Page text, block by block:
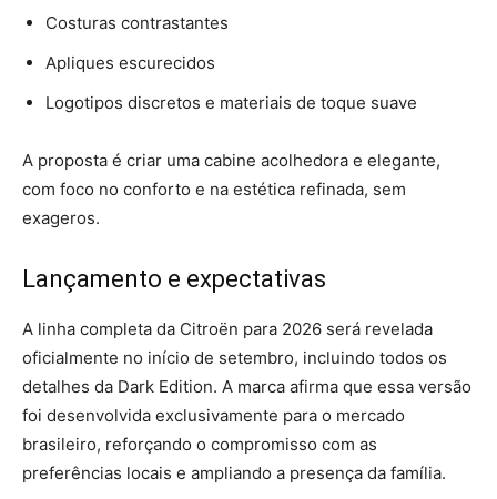
Costuras contrastantes
Apliques escurecidos
Logotipos discretos e materiais de toque suave
A proposta é criar uma cabine acolhedora e elegante,
com foco no conforto e na estética refinada, sem
exageros.
Lançamento e expectativas
A linha completa da Citroën para 2026 será revelada
oficialmente no início de setembro, incluindo todos os
detalhes da Dark Edition. A marca afirma que essa versão
foi desenvolvida exclusivamente para o mercado
brasileiro, reforçando o compromisso com as
preferências locais e ampliando a presença da família.